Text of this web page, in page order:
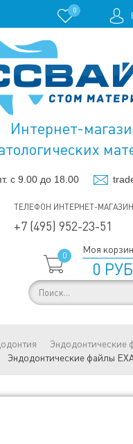
0
Интернет-
с 9.00 до 18.00
ТЕЛЕФОН ИНТЕРНЕТ-
+7 (495) 952-23-51
0
Моя
0
Эндодонтические
Эндодонтические файлы